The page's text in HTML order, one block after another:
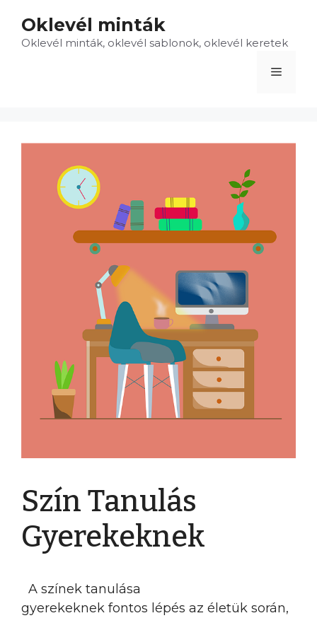
tartalomba
Oklevél minták
Oklevél minták, oklevél sablonok, oklevél keretek
Menü
Szín Tanulás
Gyerekeknek
A színek tanulása
gyerekeknek fontos lépés az életük során,